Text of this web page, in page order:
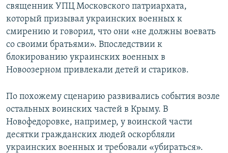
священник УПЦ Московского патриархата,
который призывал украинских военных к
смирению и говорил, что они «не должны воевать
со своими братьями». Впоследствии к
блокированию украинских военных в
Новоозерном привлекали детей и стариков.
По похожему сценарию развивались события возле
остальных воинских частей в Крыму. В
Новофедоровке, например, у воинской части
десятки гражданских людей оскорбляли
украинских военных и требовали «убираться».